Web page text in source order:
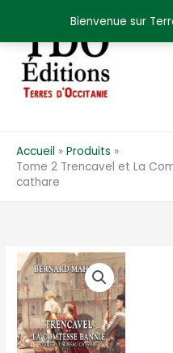
Bienvenue sur
contenu
Accueil
Produits
Tome 2 Trencavel et La
cathare